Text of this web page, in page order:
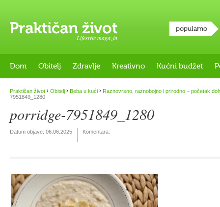
Lifestyle magazin
popularno
Dom Obitelj Zdravlje Kreativno Kućni budžet
Praktičan život › Obitelj › Beba u kući › Raznovrsno, raznobojno i prirodno – početak
7951849_1280
porridge-7951849_1280
Datum objave: 06.06.2025 Komentara: